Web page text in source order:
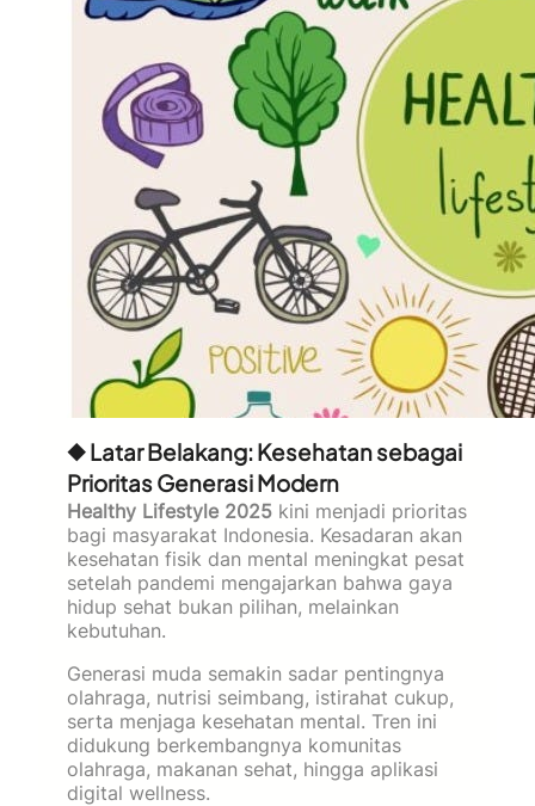
◆ Latar Belakang: Kesehatan sebagai
Prioritas Generasi Modern
Healthy Lifestyle 2025 kini menjadi prioritas
bagi masyarakat Indonesia. Kesadaran akan
kesehatan fisik dan mental meningkat pesat
setelah pandemi mengajarkan bahwa gaya
hidup sehat bukan pilihan, melainkan
kebutuhan.
Generasi muda semakin sadar pentingnya
olahraga, nutrisi seimbang, istirahat cukup,
serta menjaga kesehatan mental. Tren ini
didukung berkembangnya komunitas
olahraga, makanan sehat, hingga aplikasi
digital wellness.